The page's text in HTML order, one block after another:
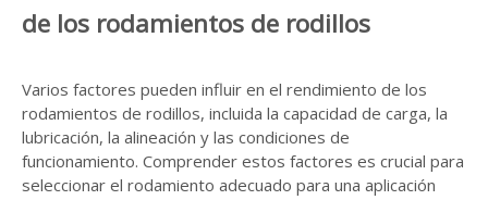
de los rodamientos de rodillos
Varios factores pueden influir en el rendimiento de los
rodamientos de rodillos, incluida la capacidad de carga, la
lubricación, la alineación y las condiciones de
funcionamiento. Comprender estos factores es crucial para
seleccionar el rodamiento adecuado para una aplicación